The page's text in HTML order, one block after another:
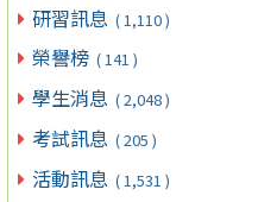
研習訊息 ( 1,110 )
榮譽榜 ( 141 )
學生消息 ( 2,048 )
考試訊息 ( 205 )
活動訊息 ( 1,531 )